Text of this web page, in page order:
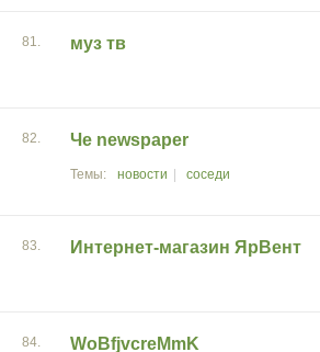
81. муз тв
82. Че newspaper
новости соседи
83. Интернет-магазин ЯрВент
84. WoBfjvcreMmK